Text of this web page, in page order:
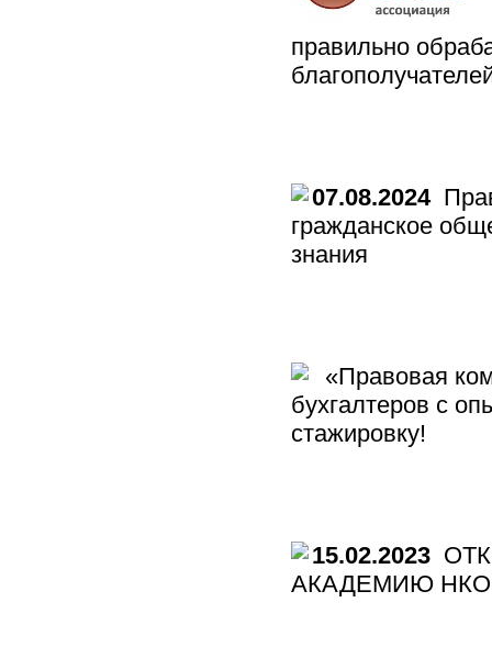
правильно
07.08.2024
гражданское
знания
«Правовая
бухгалтеров с
стажировку!
15.02.2023
АКАДЕМИЮ НКО